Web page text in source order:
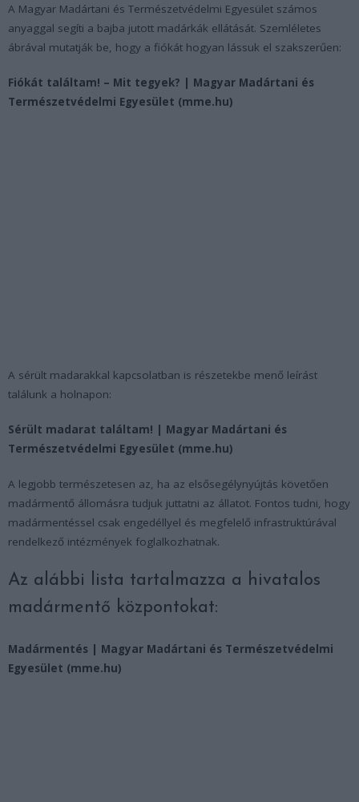
A Magyar Madártani és Természetvédelmi Egyesület számos
anyaggal segíti a bajba jutott madárkák ellátását. Szemléletes
ábrával mutatják be, hogy a fiókát hogyan lássuk el szakszerűen:
Fiókát találtam! – Mit tegyek? | Magyar Madártani és
Természetvédelmi Egyesület (mme.hu)
A sérült madarakkal kapcsolatban is részetekbe menő leírást
találunk a holnapon:
Sérült madarat találtam! | Magyar Madártani és
Természetvédelmi Egyesület (mme.hu)
A legjobb természetesen az, ha az elsősegélynyújtás követően
madármentő állomásra tudjuk juttatni az állatot. Fontos tudni, hogy
madármentéssel csak engedéllyel és megfelelő infrastruktúrával
rendelkező intézmények foglalkozhatnak.
Az alábbi lista tartalmazza a hivatalos
madármentő központokat:
Madármentés | Magyar Madártani és Természetvédelmi
Egyesület (mme.hu)